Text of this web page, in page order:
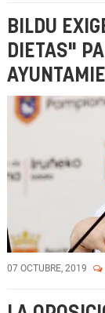
BILDU
DIETAS"
07 OCTUBRE, 2019